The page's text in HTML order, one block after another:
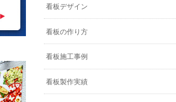
看板デザイン
看板の作り方
看板施工事例
看板製作実績